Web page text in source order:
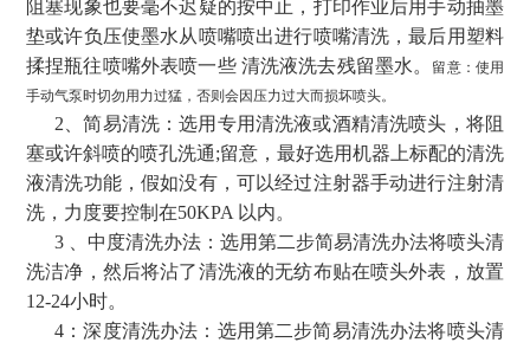
阻塞现象也要毫不迟疑的按中止，打印作业后用手动抽墨
垫或许负压使墨水从喷嘴喷出进行喷嘴清洗，最后用塑料
揉捏瓶往喷嘴外表喷一些 清洗液洗去残留墨水。
留意：使用
手动气泵时切勿用力过猛，否则会因压力过大而损坏喷头。
2、简易清洗：选用专用清洗液或酒精清洗喷头，将阻
塞或许斜喷的喷孔洗通;留意，最好选用机器上标配的清洗
液清洗功能，假如没有，可以经过注射器手动进行注射清
洗，力度要控制在50KPA 以内。
3 、中度清洗办法：选用第二步简易清洗办法将喷头清
洗洁净，然后将沾了清洗液的无纺布贴在喷头外表，放置
12-24小时。
4：深度清洗办法：选用第二步简易清洗办法将喷头清